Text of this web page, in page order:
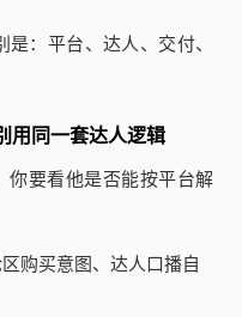
是：平台、达人、交付、
用同一套达人逻辑
你要看他是否能按平台解
购买意图、达人口播自